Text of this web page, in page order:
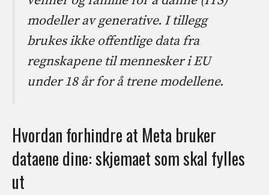
modeller av generative. I tillegg
brukes ikke offentlige data fra
regnskapene til mennesker i EU
under 18 år for å trene modellene.
Hvordan forhindre at Meta bruker
dataene dine: skjemaet som skal fylles
ut